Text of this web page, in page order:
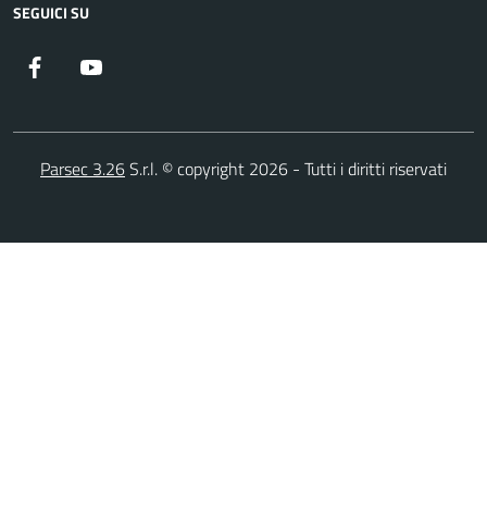
SEGUICI SU
Facebook
Parsec 3.26S.r.l. © copyright 2026 - Tutti i diritti riservati